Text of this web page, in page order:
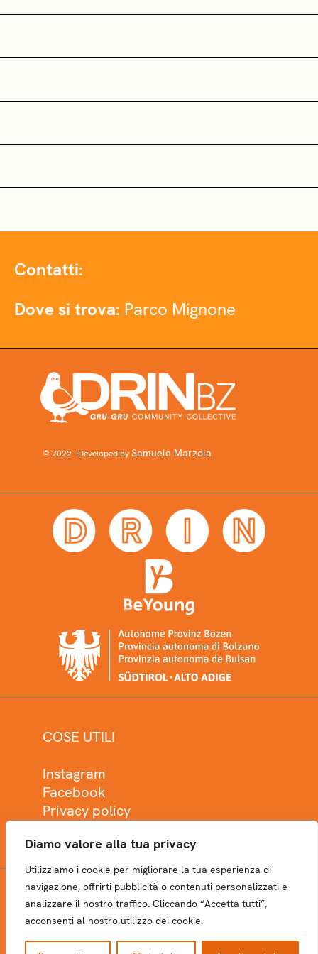
Diamo valore alla tua privacy
Utilizziamo i cookie per migliorare la tua esperienza di
navigazione, offrirti pubblicità o contenuti personalizzati e
analizzare il nostro traffico. Cliccando “Accetta tutti”,
acconsenti al nostro utilizzo dei cookie.
Contatti:
Dove si trova: Parco Mignone
© 2022 - Developed bySamuele Marzola
COSE UTILI
Instagram
Facebook
Privacy policy
NEWSLETTER